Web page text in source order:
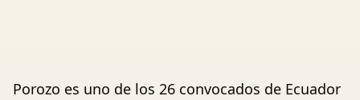
Porozo es uno de los 26 convocados de Ecuador